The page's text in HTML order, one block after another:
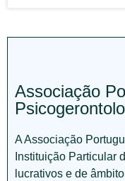
Associação
A Associação
Instituição Particular
lucrativos e de